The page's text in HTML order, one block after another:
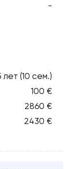
-
лет (10 сем.)
100 €
2860 €
2430 €